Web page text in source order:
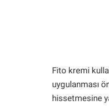
Fito kremi
uygulanması
hissetmesine